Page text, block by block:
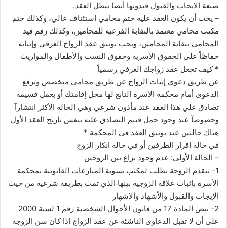
صيغة الايجاب والقبول فبدونها أيضا يبطل العقد.
– يجب أن يكون العقد عليه ختم محامي استئناف عالي، وكذلك ختم
مكتب محامي معتمد بالنقابة الفرعيه للمحامين، وكذلك رقم قيد
المحامي بنقابة المحامين، ويجب توثيق عقد الزواج العرفي وإثباته
حفاظاً على الحقوق الأسرية وحقوق النسب والأطفال والمواريث
* كيف تجعل عقد زواجك العرفي رسمياً
عن طريق دعوى إثبات الزواج عن طريق محامي متخصص وترفع
الدعوى أمام محكمة الأسرة التابع لها محل إقامتك أو بعمل قسيمة
تصادق علي هذا العقد عند مأذون شرعي وهي الحالة الأكثر انتشارآ
وخصوصآ عند وجود حمل فيتم التصادق عليه بنفس تاريخ العقد الأول
هناك حالتين عند توثيق العقد في المحكمة *
في حالة إقرار الطرفين أو في حالة انكار الزوج
– الحالة الأولى: عدم وجود نزاع بين الزوجين
1- تتقدم الزوجة بطلب لمكتب تسوية المنازعات القانونية بمحكمة
الأسرة بإثبات علاقة الزوجية بينها الذي تمت بطريقة شرعية من حيث
الإيجاب والقبول والأشهاد والإشهار
2- تنص المادة 17 من قانون الأحوال الشخصية رقم 1 لسنة 2000
على أن لا تقبل الدعاوى الناشئة عن عقد الزواج إذا كان سن الزوجة